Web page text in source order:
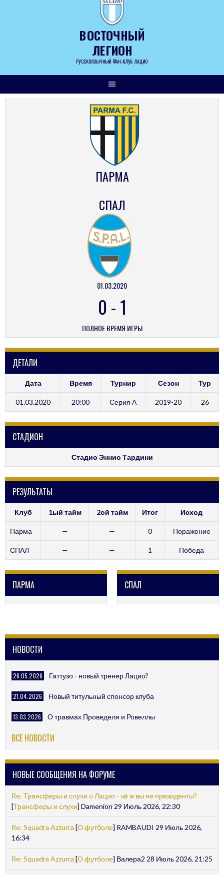
ВОСТОЧНЫЙ
ЛЕГИОН
РУССКОЯЗЫЧНЫЙ ФАН-КЛУБ ЛАЦИО
ПАРМА
СПАЛ
01.03.2020
0 -1
ПОЛНОЕ ВРЕМЯ ИГРЫ
ДЕТАЛИ
Дата Время Турнир Сезон Тур
01.03.2020 20:00 Серия А 2019-20 26
СТАДИОН
Стадио Эннио Тардини
РЕЗУЛЬТАТЫ
Клуб 1ый тайм 2ой тайм Итог Исход
Парма — — 0 Поражение
СПАЛ — — 1 Победа
ПАРМА СПАЛ
НОВОСТИ
26.05.2026 Гаттузо - новый тренер Лацио?
21.04.2026 Новый титульный спонсор клуба
13.03.2026 О травмах Проведеля и Ровеллы
ВСЕ НОВОСТИ
НОВЫЕ СООБЩЕНИЯ НА ФОРУМЕ
Re: Трансферы и слухи о Лацио - чё ж вы не президенты?
[Трансферы и слухи] Damenion 29 Июль 2026, 22:30
Re: Squadra Azzurra [О футболе] RAMBAUDI 29 Июль 2026,
16:34
Re: Squadra Azzurra [О футболе] Валера2 28 Июль 2026, 21:25